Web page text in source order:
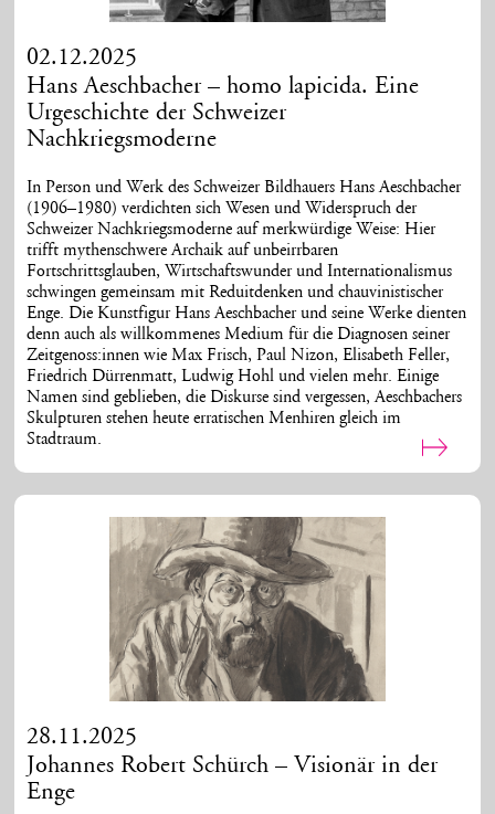
02.12.2025
Hans Aeschbacher – homo lapicida. Eine
Urgeschichte der Schweizer
Nachkriegsmoderne
In Person und Werk des Schweizer Bildhauers Hans Aeschbacher
(1906–1980) verdichten sich Wesen und Widerspruch der
Schweizer Nachkriegsmoderne auf merkwürdige Weise: Hier
trifft mythenschwere Archaik auf unbeirrbaren
Fortschrittsglauben, Wirtschaftswunder und Internationalismus
schwingen gemeinsam mit Reduitdenken und chauvinistischer
Enge. Die Kunstfigur Hans Aeschbacher und seine Werke dienten
denn auch als willkommenes Medium für die Diagnosen seiner
Zeitgenoss:innen wie Max Frisch, Paul Nizon, Elisabeth Feller,
Friedrich Dürrenmatt, Ludwig Hohl und vielen mehr. Einige
Namen sind geblieben, die Diskurse sind vergessen, Aeschbachers
Skulpturen stehen heute erratischen Menhiren gleich im
Stadtraum.
28.11.2025
Johannes Robert Schürch – Visionär in der
Enge